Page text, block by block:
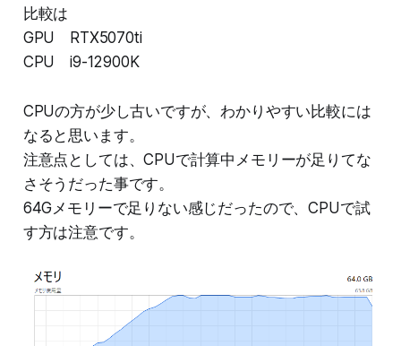
比較は
GPU RTX5070ti
CPU i9-12900K
CPUの方が少し古いですが、わかりやすい比較には
なると思います。
注意点としては、CPUで計算中メモリーが足りてな
さそうだった事です。
64Gメモリーで足りない感じだったので、CPUで試
す方は注意です。